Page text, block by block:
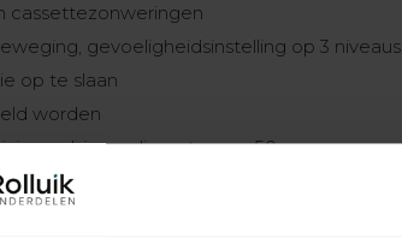
cassettezonweringen
gevoeligheidsinstelling op 3 niveaus
op te slaan
worden
binnendiameter van 50 mm
lengte 2,5 meter